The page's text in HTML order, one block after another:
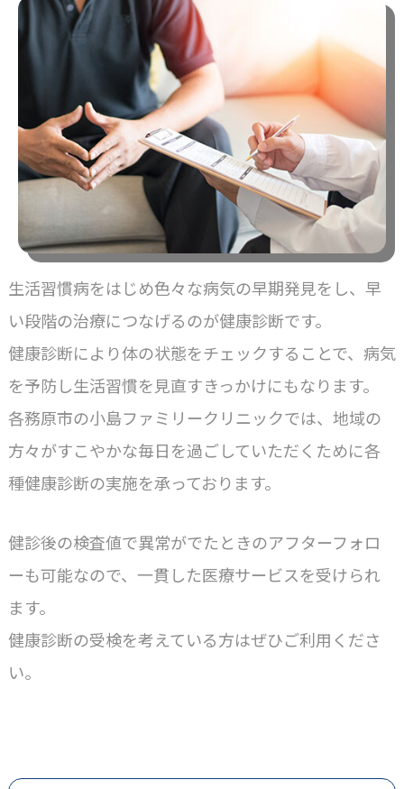
生活習慣病をはじめ色々な病気の早期発見をし、早
い段階の治療につなげるのが健康診断です。
健康診断により体の状態をチェックすることで、病気
を予防し生活習慣を見直すきっかけにもなります。
各務原市の小島ファミリークリニックでは、地域の
方々がすこやかな毎日を過ごしていただくために各
種健康診断の実施を承っております。
健診後の検査値で異常がでたときのアフターフォロ
ーも可能なので、一貫した医療サービスを受けられ
ます。
健康診断の受検を考えている方はぜひご利用くださ
い。